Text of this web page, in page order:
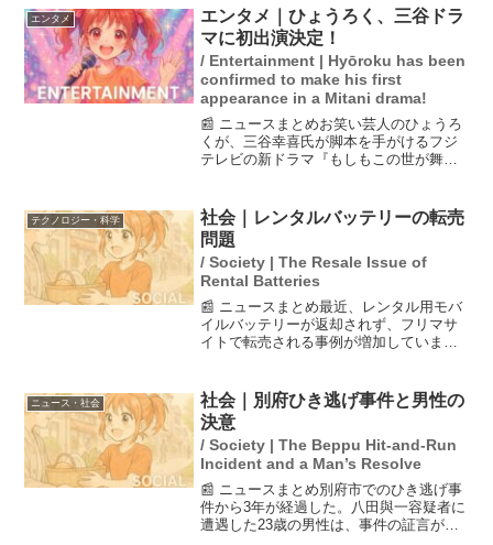
ックスの幹部が講義を行うなど、フード
テックに特化した内容が...
エンタメ
エンタメ｜ひょうろく、三谷ドラ
マに初出演決定！
/ Entertainment | Hyōroku has been
confirmed to make his first
appearance in a Mitani drama!
📰 ニュースまとめお笑い芸人のひょうろ
くが、三谷幸喜氏が脚本を手がけるフジ
テレビの新ドラマ『もしもこの世が舞台
ャズ喫茶の従業員・仮歯で、気弱で神経
質なキャラクターを演じ...
テクノロジー・科学
社会｜レンタルバッテリーの転売
問題
/ Society | The Resale Issue of
Rental Batteries
📰 ニュースまとめ最近、レンタル用モバ
イルバッテリーが返却されず、フリマサ
イトで転売される事例が増加していま
して刑事罰が課される可能性がありま
す。バッテリーを提供してい...
ニュース・社会
社会｜別府ひき逃げ事件と男性の
決意
/ Society | The Beppu Hit-and-Run
Incident and a Man’s Resolve
📰 ニュースまとめ別府市でのひき逃げ事
件から3年が経過した。八田與一容疑者に
遭遇した23歳の男性は、事件の証言がで